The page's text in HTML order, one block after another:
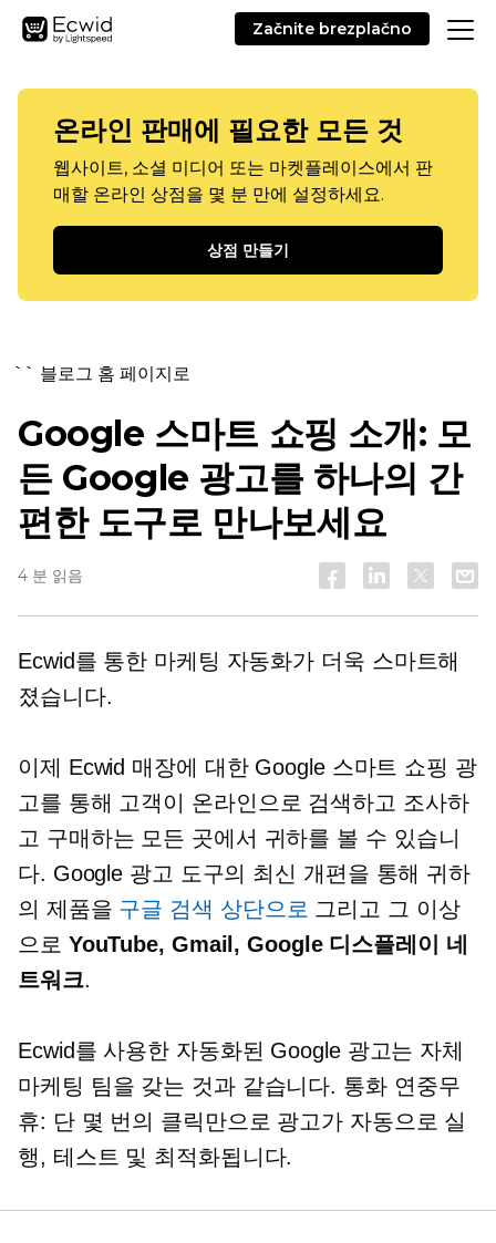
Začnite brezplačno
온라인 판매에 필요한 모든 것
웹사이트, 소셜 미디어 또는 마켓플레이스에서 판
매할 온라인 상점을 몇 분 만에 설정하세요.
상점 만들기
`` 블로그 홈 페이지로
Google 스마트 쇼핑 소개: 모
든 Google 광고를 하나의 간
편한 도구로 만나보세요
4 분 읽음
Ecwid를 통한 마케팅 자동화가 더욱 스마트해
졌습니다.
이제 Ecwid 매장에 대한 Google 스마트 쇼핑 광
고를 통해 고객이 온라인으로 검색하고 조사하
고 구매하는 모든 곳에서 귀하를 볼 수 있습니
다. Google 광고 도구의 최신 개편을 통해 귀하
의 제품을 구글 검색 상단으로 그리고 그 이상
으로 YouTube, Gmail, Google 디스플레이 네
트워크.
Ecwid를 사용한 자동화된 Google 광고는 자체
마케팅 팀을 갖는 것과 같습니다. 통화연중무
휴: 단 몇 번의 클릭만으로 광고가 자동으로 실
행, 테스트 및 최적화됩니다.